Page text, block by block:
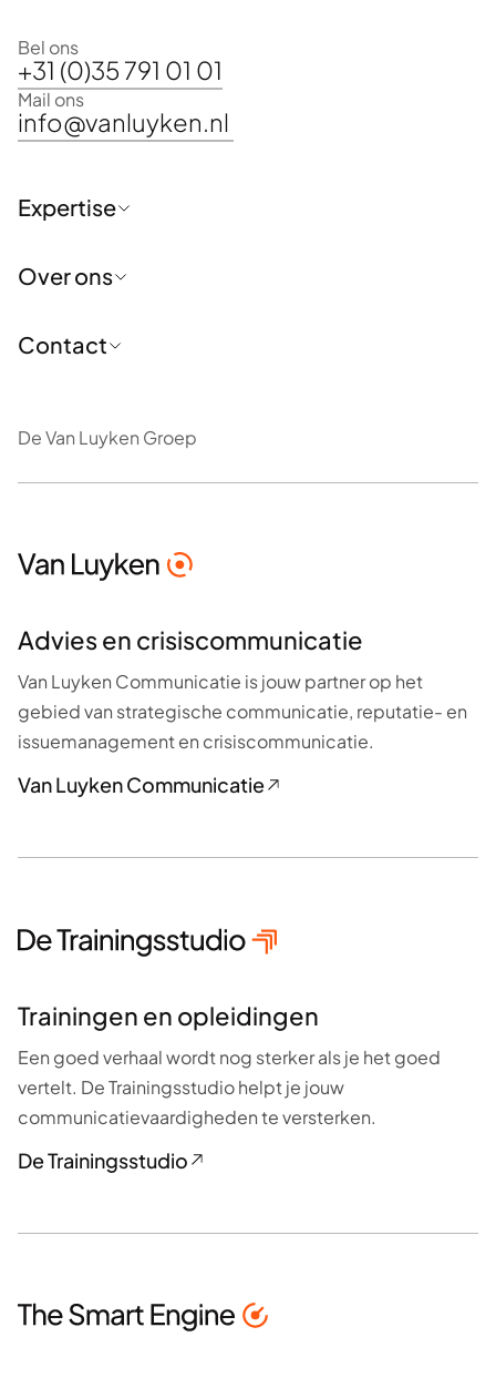
Bel ons
+31 (0)35 791 01 01
Mail ons
info@vanluyken.nl
Expertise
Communicatiestrategie en -advies
Trainingen en opleidingen
Over ons
Over ons
Contact
De Van Luyken Groep
Advies en crisiscommunicatie
Van Luyken Communicatie is jouw partner op het
gebied van strategische communicatie, reputatie- en
issuemanagement en crisiscommunicatie.
Van Luyken Communicatie
Trainingen en opleidingen
Een goed verhaal wordt nog sterker als je het goed
vertelt. De Trainingsstudio helpt je jouw
communicatievaardigheden te versterken.
De Trainingsstudio